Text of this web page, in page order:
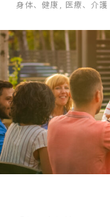
身体、健康 医療、介護